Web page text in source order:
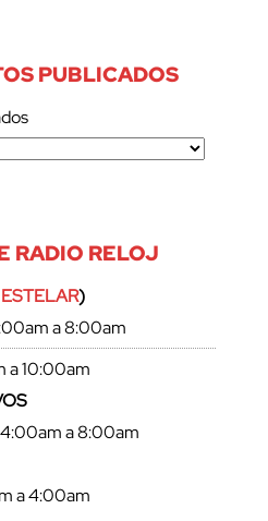
PUBLICADOS
RADIO RELOJ
)
a 8:00am
a 10:00am
a 8:00am
a 4:00am